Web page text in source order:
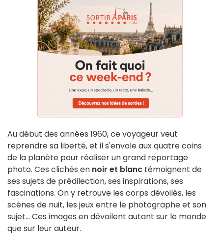
Au début des années 1960, ce voyageur veut
reprendre sa liberté, et il s'envole aux quatre coins
de la planète pour réaliser un grand reportage
photo. Ces clichés en noir et blanc témoignent de
ses sujets de prédilection, ses inspirations, ses
fascinations. On y retrouve les corps dévoilés, les
scènes de nuit, les jeux entre le photographe et son
sujet... Ces images en dévoilent autant sur le monde
que sur leur auteur.